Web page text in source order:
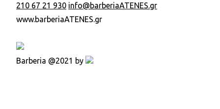
210 67 21 930 info@barberiaATENES.gr
www.barberiaATENES.gr
Barberia @2021 by